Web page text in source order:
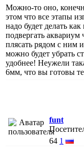
Можно-то оно,
этом что все этапы
надо будет делать
подвергать аквариум
плясать рядом с ним
можно будет убрать
удобнее! Неужели
6мм, что вы готовы
funt
64 1